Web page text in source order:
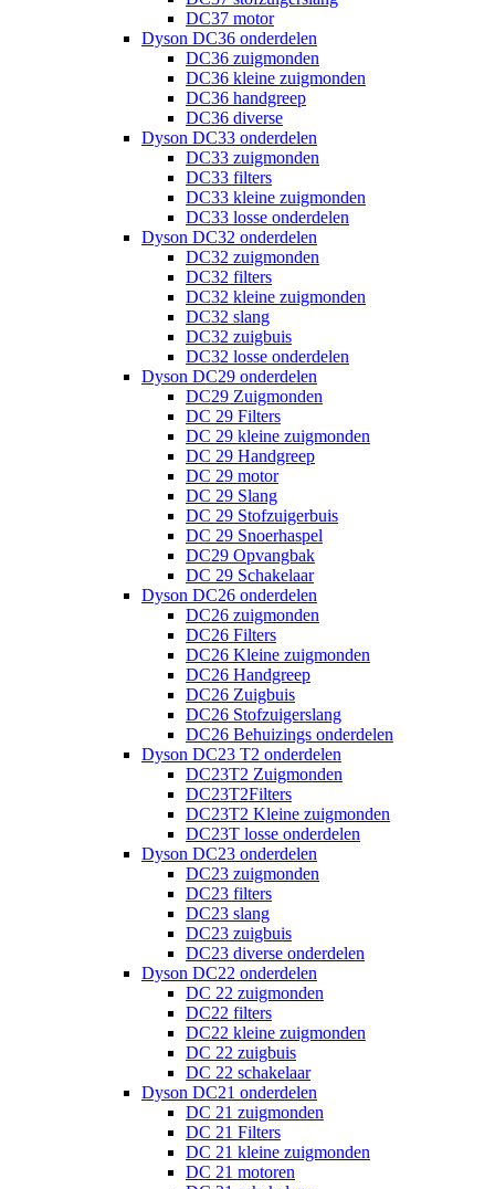
DC37 motor
Dyson DC36 onderdelen
DC36 zuigmonden
DC36 kleine zuigmonden
DC36 handgreep
DC36 diverse
Dyson DC33 onderdelen
DC33 zuigmonden
DC33 filters
DC33 kleine zuigmonden
DC33 losse onderdelen
Dyson DC32 onderdelen
DC32 zuigmonden
DC32 filters
DC32 kleine zuigmonden
DC32 slang
DC32 zuigbuis
DC32 losse onderdelen
Dyson DC29 onderdelen
DC29 Zuigmonden
DC 29 Filters
DC 29 kleine zuigmonden
DC 29 Handgreep
DC 29 motor
DC 29 Slang
DC 29 Stofzuigerbuis
DC 29 Snoerhaspel
DC29 Opvangbak
DC 29 Schakelaar
Dyson DC26 onderdelen
DC26 zuigmonden
DC26 Filters
DC26 Kleine zuigmonden
DC26 Handgreep
DC26 Zuigbuis
DC26 Stofzuigerslang
DC26 Behuizings onderdelen
Dyson DC23 T2 onderdelen
DC23T2 Zuigmonden
DC23T2Filters
DC23T2 Kleine zuigmonden
DC23T losse onderdelen
Dyson DC23 onderdelen
DC23 zuigmonden
DC23 filters
DC23 slang
DC23 zuigbuis
DC23 diverse onderdelen
Dyson DC22 onderdelen
DC 22 zuigmonden
DC22 filters
DC22 kleine zuigmonden
DC 22 zuigbuis
DC 22 schakelaar
Dyson DC21 onderdelen
DC 21 zuigmonden
DC 21 Filters
DC 21 kleine zuigmonden
DC 21 motoren